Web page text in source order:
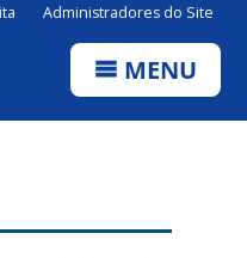
Administradores do Site
MENU